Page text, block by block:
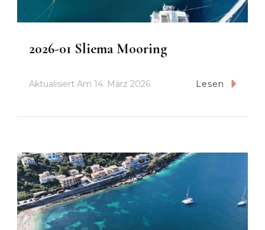
2026-01 Sliema Mooring
Aktualisiert Am 14. März 2026 Lesen